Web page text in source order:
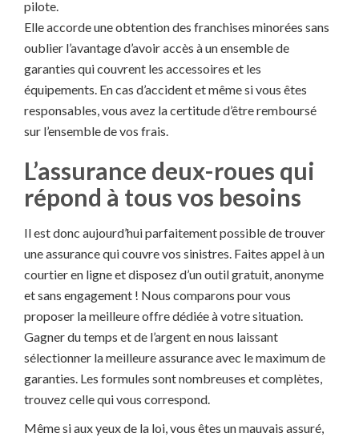
pilote.
Elle accorde une obtention des franchises minorées sans
oublier l’avantage d’avoir accès à un ensemble de
garanties qui couvrent les accessoires et les
équipements. En cas d’accident et même si vous êtes
responsables, vous avez la certitude d’être remboursé
sur l’ensemble de vos frais.
L’assurance deux-roues qui
répond à tous vos besoins
Il est donc aujourd’hui parfaitement possible de trouver
une assurance qui couvre vos sinistres. Faites appel à un
courtier en ligne et disposez d’un outil gratuit, anonyme
et sans engagement ! Nous comparons pour vous
proposer la meilleure offre dédiée à votre situation.
Gagner du temps et de l’argent en nous laissant
sélectionner la meilleure assurance avec le maximum de
garanties. Les formules sont nombreuses et complètes,
trouvez celle qui vous correspond.
Même si aux yeux de la loi, vous êtes un mauvais assuré,